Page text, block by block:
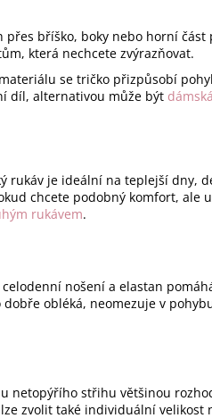
bříško, boky nebo horní část
která nechcete zvýrazňovat.
se tričko přizpůsobí
díl, alternativou může být dámská
rukáv je ideální na teplejší dny,
chcete podobný komfort, ale
rukávem.
nošení a elastan
obléká, neomezuje v
netopýřího střihu většinou
zvolit také individuální velikost